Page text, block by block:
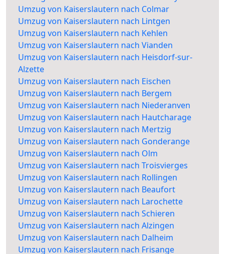
Umzug von Kaiserslautern nach Colmar
Umzug von Kaiserslautern nach Lintgen
Umzug von Kaiserslautern nach Kehlen
Umzug von Kaiserslautern nach Vianden
Umzug von Kaiserslautern nach Heisdorf-sur-
Alzette
Umzug von Kaiserslautern nach Eischen
Umzug von Kaiserslautern nach Bergem
Umzug von Kaiserslautern nach Niederanven
Umzug von Kaiserslautern nach Hautcharage
Umzug von Kaiserslautern nach Mertzig
Umzug von Kaiserslautern nach Gonderange
Umzug von Kaiserslautern nach Olm
Umzug von Kaiserslautern nach Troisvierges
Umzug von Kaiserslautern nach Rollingen
Umzug von Kaiserslautern nach Beaufort
Umzug von Kaiserslautern nach Larochette
Umzug von Kaiserslautern nach Schieren
Umzug von Kaiserslautern nach Alzingen
Umzug von Kaiserslautern nach Dalheim
Umzug von Kaiserslautern nach Frisange